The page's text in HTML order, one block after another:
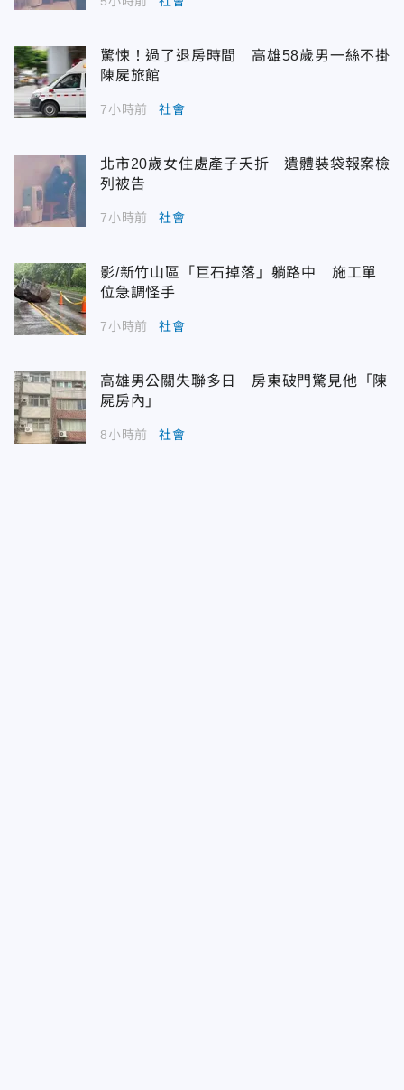
驚悚！過了退房時間 高雄58歲男一絲不掛
陳屍旅館
7小時前 社會
北市20歲女住處產子夭折 遺體裝袋報案檢
列被告
7小時前 社會
影/新竹山區「巨石掉落」躺路中 施工單
位急調怪手
7小時前 社會
高雄男公關失聯多日 房東破門驚見他「陳
屍房內」
8小時前 社會